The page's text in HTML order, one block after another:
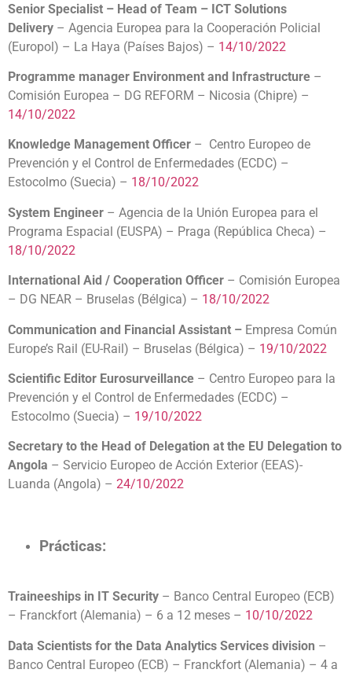
Senior Specialist – Head of Team – ICT Solutions
Delivery – Agencia Europea para la Cooperación Policial
(Europol) – La Haya (Países Bajos) – 14/10/2022
Programme manager Environment and Infrastructure –
Comisión Europea – DG REFORM – Nicosia (Chipre) –
14/10/2022
Knowledge Management Officer – Centro Europeo de
Prevención y el Control de Enfermedades (ECDC) –
Estocolmo (Suecia) – 18/10/2022
System Engineer – Agencia de la Unión Europea para el
Programa Espacial (EUSPA) – Praga (República Checa) –
18/10/2022
International Aid / Cooperation Officer – Comisión Europea
– DG NEAR – Bruselas (Bélgica) – 18/10/2022
Communication and Financial Assistant – Empresa Común
Europe’s Rail (EU-Rail) – Bruselas (Bélgica) – 19/10/2022
Scientific Editor Eurosurveillance – Centro Europeo para la
Prevención y el Control de Enfermedades (ECDC) –
Estocolmo (Suecia) – 19/10/2022
Secretary to the Head of Delegation at the EU Delegation to
Angola – Servicio Europeo de Acción Exterior (EEAS)-
Luanda (Angola) – 24/10/2022
Prácticas:
Traineeships in IT Security – Banco Central Europeo (ECB)
– Franckfort (Alemania) – 6 a 12 meses – 10/10/2022
Data Scientists for the Data Analytics Services division –
Banco Central Europeo (ECB) – Franckfort (Alemania) – 4 a